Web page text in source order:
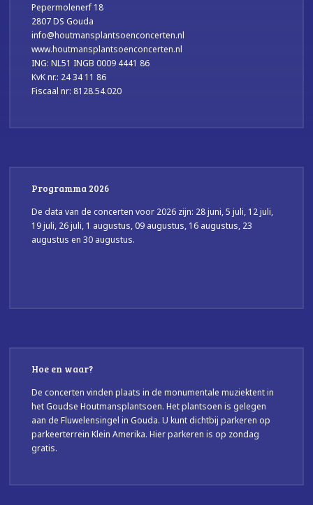
Pepermolenerf 18
2807 DS Gouda
info@houtmansplantsoenconcerten.nl
www.houtmansplantsoenconcerten.nl
ING: NL51 INGB 0009 4441 86
KvK nr.: 24 34 11 86
Fiscaal nr: 8128.54.020
Programma 2026
De data van de concerten voor 2026 zijn: 28 juni, 5 juli, 12 juli,
19 juli, 26 juli, 1 augustus, 09 augustus, 16 augustus, 23
augustus en 30 augustus.
Hoe en waar?
De concerten vinden plaats in de monumentale muziektent in
het Goudse Houtmansplantsoen. Het plantsoen is gelegen
aan de Fluwelensingel in Gouda. U kunt dichtbij parkeren op
parkeerterrein Klein Amerika. Hier parkeren is op zondag
gratis.